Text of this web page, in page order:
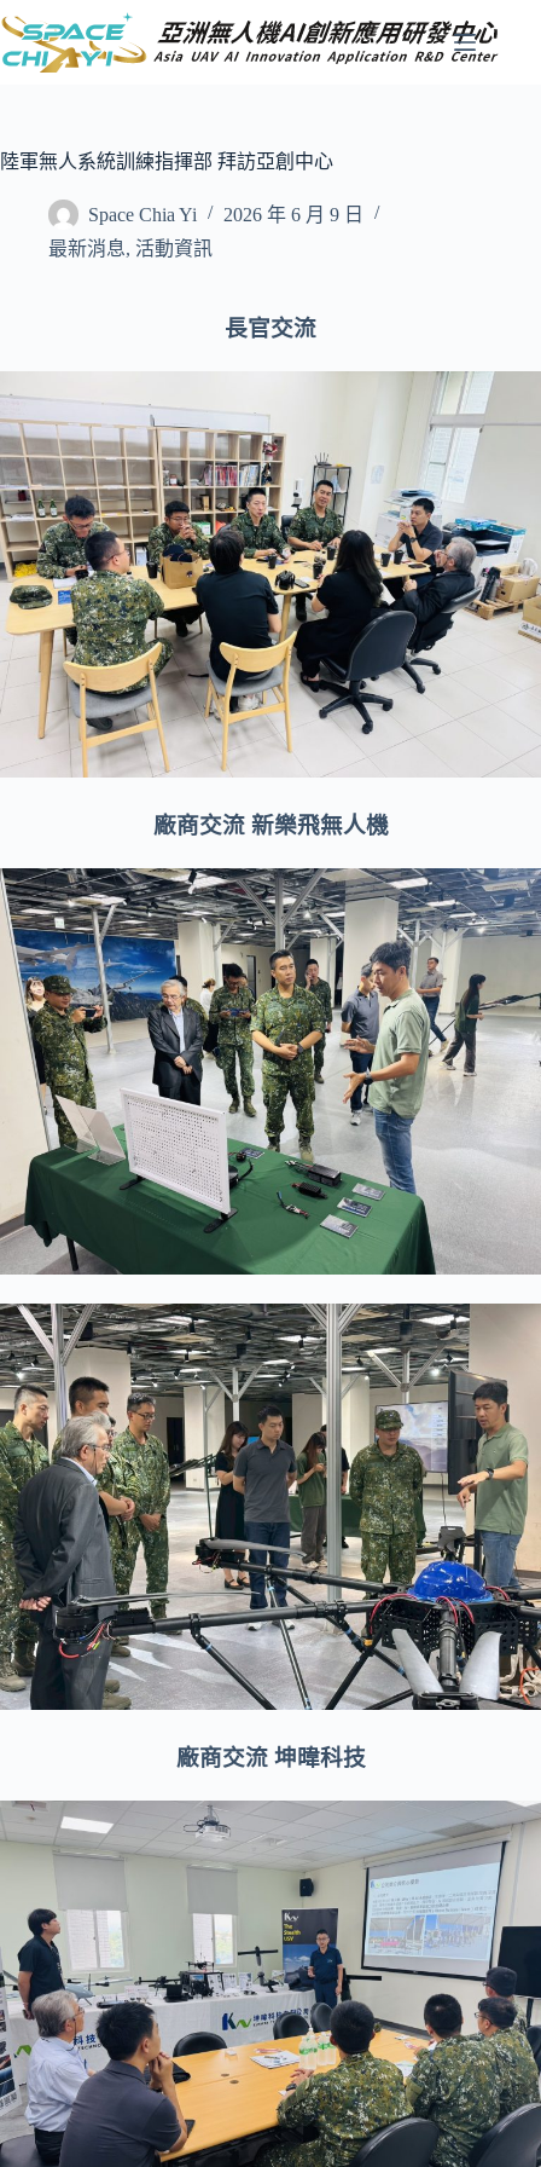
跳
主
容
陸軍無人系統訓練指揮部 拜訪亞創中心
Space Chia Yi
2026 年 6 月 9 日
最新消息, 活動資訊
長官交流
廠商交流 新樂飛無人機
廠商交流 坤暐科技